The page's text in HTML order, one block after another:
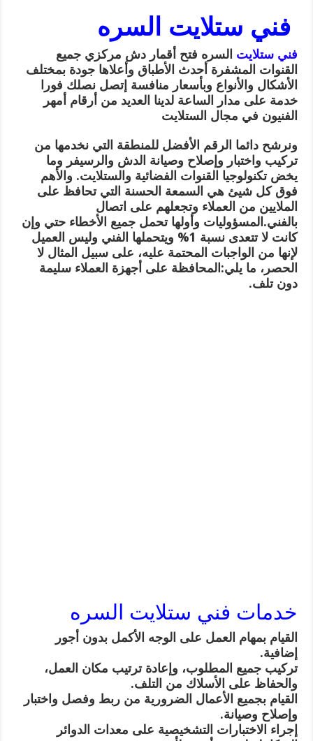
فني ستلايت السره
فني ستلايت السره فتح أقمار دش مركزي جميع
القنوات المشفرة أحدث الأطباق وأعلاها جودة بمختلف
الأشكال والأنواع وبأسعار منافسة إتصل نصلك فورا
خدمة على مدار الساعة لدينا العديد من أرقام أمهر
الفنيون في مجال الستلايت
ونرشح دائما الرقم الأفضل للمنطقة التي نخدمها من
تركيب واختبار وإصلاح وصيانة الدش والرسيفر وما
يخض تكنولوجيا القنوات الفضائية والستلايت. والأهم
فوق كل شيئ هي السمعة الحسنة التي تحافظ على
الملايين من العملاء وتجعلهم على اتصال
بالفني.المسؤوليات وأولها تحمل جميع الأخطاء حتي وإن
كانت لا تتعدى نسبة 1% ويتحملها الفني وليس العميل
لإنها من الواجبات المحتمة عليه، على سبيل المثال لا
الحصر، ما يلي:المحافظة على أجهزة العملاء سليمة
دون تلف.
خدمات فني ستلايت السره
القيام بمهام العمل على الوجه الأكمل بدون أجور
إضافية.
تركيب جميع المطلوب، وإعادة ترتيب مكان العمل،
والحفاظ على الأسلاك من التلف.
القيام بجميع الأعمال الضرورية من ربط وفصل واختبار
وإصلاح وصيانة.
إجراء الاختبارات التشخيصية على معدات الدوائر